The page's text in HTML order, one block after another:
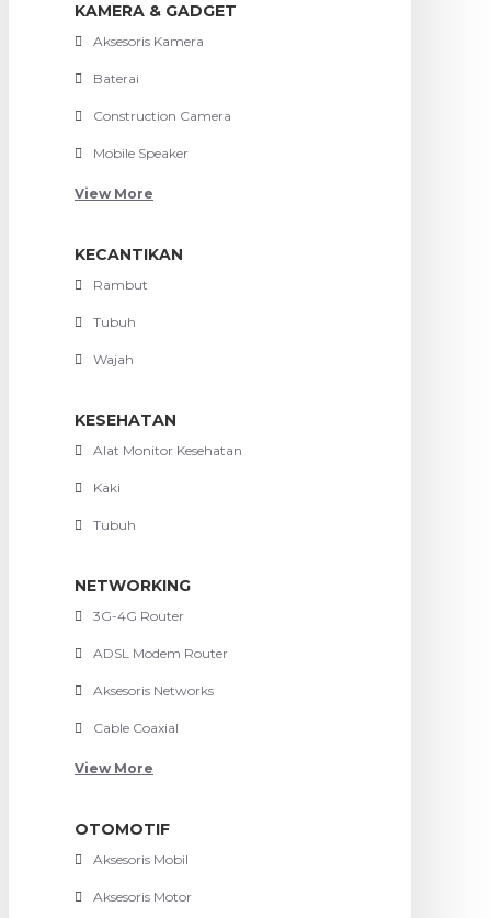
KAMERA & GADGET
Aksesoris Kamera
Baterai
Construction Camera
Mobile Speaker
View More
KECANTIKAN
Rambut
Tubuh
Wajah
KESEHATAN
Alat Monitor Kesehatan
Kaki
Tubuh
NETWORKING
3G-4G Router
ADSL Modem Router
Aksesoris Networks
Cable Coaxial
View More
OTOMOTIF
Aksesoris Mobil
Aksesoris Motor